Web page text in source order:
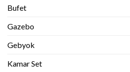
Bufet
Gazebo
Gebyok
Kamar Set